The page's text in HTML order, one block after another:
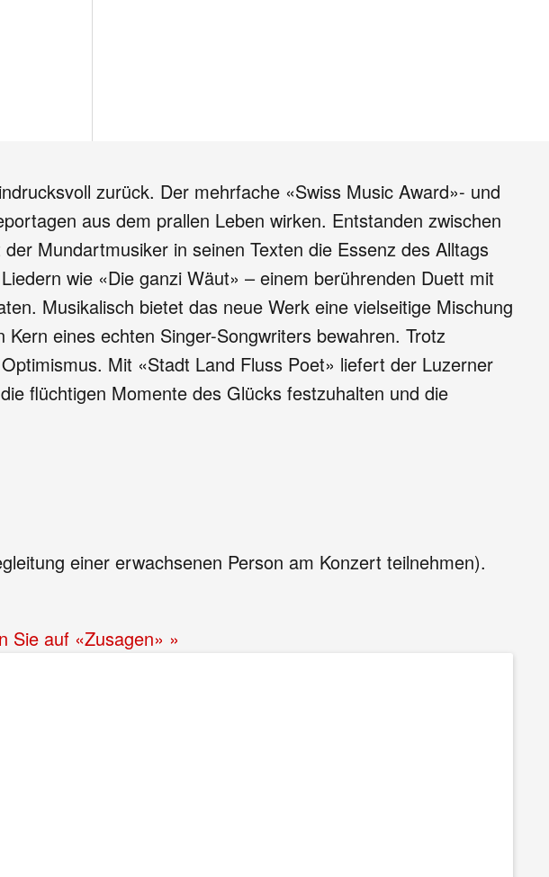
zurück. Der mehrfache «Swiss Music Award»- und
aus dem prallen Leben wirken. Entstanden zwischen
Mundartmusiker in seinen Texten die Essenz des Alltags
wie «Die ganzi Wäut» – einem berührenden Duett mit
Musikalisch bietet das neue Werk eine vielseitige Mischung
eines echten Singer-Songwriters bewahren. Trotz
Mit «Stadt Land Fluss Poet» liefert der Luzerner
flüchtigen Momente des Glücks festzuhalten und die
einer erwachsenen Person am Konzert teilnehmen).
Sie auf «Zusagen» »